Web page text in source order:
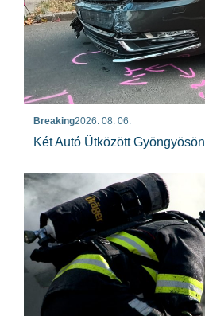
Breaking2026. 08. 06.
Két Autó Ütközött Gyöngyösön